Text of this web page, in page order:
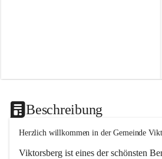
Beschreibung
Herzlich willkommen in der Gemeinde
Viktorsberg ist eines der schönsten